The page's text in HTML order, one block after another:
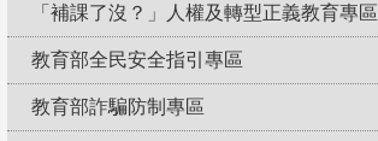
「補課了沒？」人權及轉型正義教育專區
教育部全民安全指引專區
教育部詐騙防制專區